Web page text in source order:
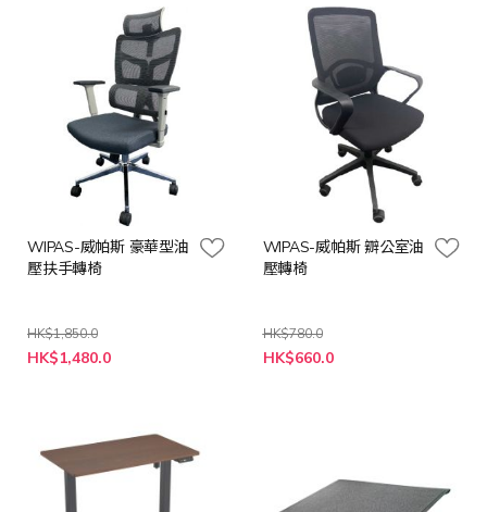
WIPAS-威帕斯 豪華型油
壓扶手轉椅
HK$1,850.0
特
殊
HK$1,480.0
WIPAS-威帕斯 辧公室油
壓轉椅
HK$780.0
特
殊
HK$660.0